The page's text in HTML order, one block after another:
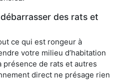
des rats et
ce qui est rongeur à
votre milieu d’habitation
présence de rats et autres
direct ne présage rien